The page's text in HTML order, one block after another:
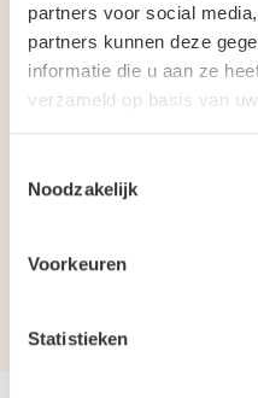
partners voor social
partners kunnen deze
informatie die u aan ze
verzameld op basis van
Noodzakelijk
Voorkeuren
Statistieken
Heerlijk fris en perfect
evenementen Maak van ieder
Birra Moretti van de tap —
voor uw bier en haal ze
Inhoud
Aantal per verpakking